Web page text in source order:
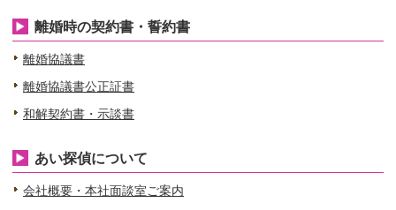
離婚時の契約書・誓約書
離婚協議書
離婚協議書公正証書
和解契約書・示談書
あい探偵について
会社概要・本社面談室ご案内